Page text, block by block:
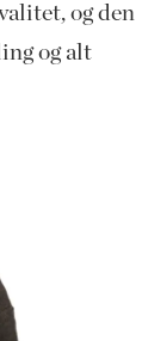
og den
og alt